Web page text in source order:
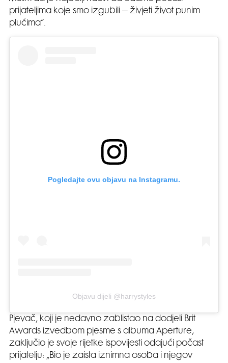
prijateljima koje smo izgubili – živjeti život punim
plućima“.
Pogledajte ovu objavu na Instagramu.
Objavu dijeli @harrystyles
Pjevač, koji je nedavno zablistao na dodjeli Brit
Awards izvedbom pjesme s albuma Aperture,
zaključio je svoje rijetke ispovijesti odajući počast
prijatelju: „Bio je zaista iznimna osoba i njegov